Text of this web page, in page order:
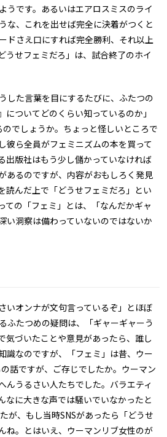
うです。あるいはエアロスミスのライ
な、これを出せば完全に決着がつくと
ドさえ口にすれば完全勝利、それ以上
うせフェミだろ」は、試合終了のホイ
した言葉を目にするたびに、ふたつの
ついてどのくらい知っているのか」
でしょうか。ちょっと怪しいところで
彼ら全員がフェミニズムの本を買って
出版社はもう少し儲かっていなければ
あるのですが、内容がおもしろく発見
読んだ上で「どうせフェミだろ」とい
ての「フェミ」とは、「なんだかギャ
い洞察は備わっていないのではないか
いオンナが文句言っているぞ」とほぼ
ふたつめの疑問は、「ギャーギャーう
気づいたことや意見があったら、誰し
識なのですが、「フェミ」は昔、ウー
話ですが、ご存じでしたか。ウーマン
んうるさい人たちでした。バラエティ
なに大きな声では騒いでいなかったと
が、もし当時SNSがあったら「どうせ
ね。とはいえ、ウーマンリブ女性のが